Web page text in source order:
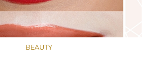
BEAUTY